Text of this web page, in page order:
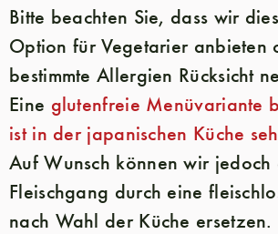
Bitte beachten Sie, dass wir
Option für Vegetarier anbieten
bestimmte Allergien Rücksicht
Eine glutenfreie Menüvariante
ist in der japanischen Küche
Auf Wunsch können wir jedoch
Fleischgang durch eine
nach Wahl der Küche ersetzen.